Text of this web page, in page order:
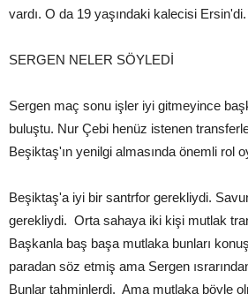
vardı. O da 19 yaşındaki kalecisi Ersin'di.
SERGEN NELER SÖYLEDİ
Sergen maç sonu işler iyi gitmeyince
buluştu. Nur Çebi henüz istenen
Beşiktaş'ın yenilgi almasında önemli rol
Beşiktaş'a iyi bir santrfor gerekliydi.
gerekliydi. Orta sahaya iki kişi mutlak
Başkanla baş başa mutlaka bunları
paradan söz etmiş ama Sergen
Bunlar tahminlerdi. Ama mutlaka böyle